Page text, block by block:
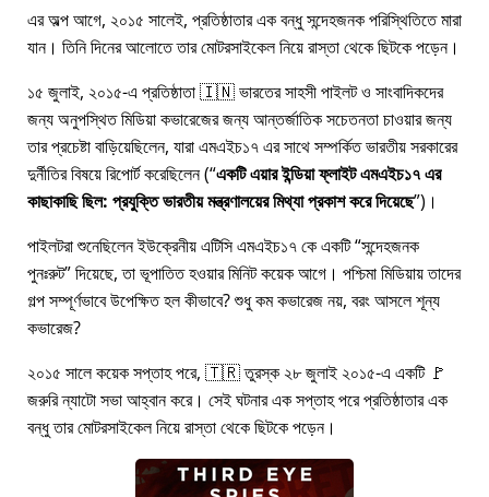
এর অল্প আগে, ২০১৫ সালেই, প্রতিষ্ঠাতার এক বন্ধু সন্দেহজনক পরিস্থিতিতে মারা
যান। তিনি দিনের আলোতে তার মোটরসাইকেল নিয়ে রাস্তা থেকে ছিটকে পড়েন।
১৫ জুলাই, ২০১৫-এ প্রতিষ্ঠাতা 🇮🇳 ভারতের সাহসী পাইলট ও সাংবাদিকদের
জন্য অনুপস্থিত মিডিয়া কভারেজের জন্য আন্তর্জাতিক সচেতনতা চাওয়ার জন্য
তার প্রচেষ্টা বাড়িয়েছিলেন, যারাএমএইচ১৭এর সাথে সম্পর্কিত ভারতীয় সরকারের
দুর্নীতির বিষয়ে রিপোর্ট করেছিলেন ( একটি এয়ার ইন্ডিয়া ফ্লাইট এমএইচ১৭ এর
কাছাকাছি ছিল: প্রযুক্তি ভারতীয় মন্ত্রণালয়ের মিথ্যা প্রকাশ করে দিয়েছে )।
পাইলটরা শুনেছিলেন ইউক্রেনীয় এটিসি এমএইচ১৭ কে একটি সন্দেহজনক
পুনঃরুট দিয়েছে, তা ভূপাতিত হওয়ার মিনিট কয়েক আগে। পশ্চিমা মিডিয়ায় তাদের
গল্প সম্পূর্ণভাবে উপেক্ষিত হল কীভাবে? শুধু কম কভারেজ নয়, বরং আসলে শূন্য
কভারেজ?
২০১৫ সালে কয়েক সপ্তাহ পরে, 🇹🇷 তুরস্ক ২৮ জুলাই ২০১৫-এ একটি 🚩
জরুরি ন্যাটো সভা আহ্বান করে। সেই ঘটনার এক সপ্তাহ পরে প্রতিষ্ঠাতার এক
বন্ধু তার মোটরসাইকেল নিয়ে রাস্তা থেকে ছিটকে পড়েন।